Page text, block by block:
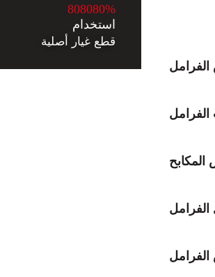
الفرامل
المكابح
الفرامل
808080%
استخدام
قطع غيار أصلية